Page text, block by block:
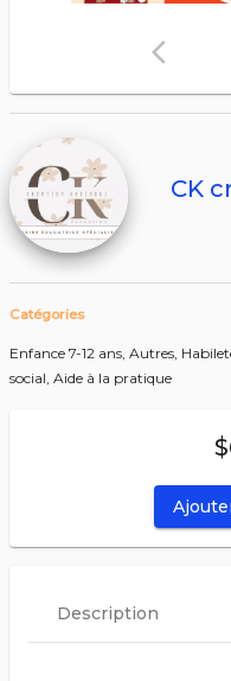
arrow_back_ios
Catégories
Enfance 7-12 ans, Autres,
social, Aide à la pratique
CK
Description